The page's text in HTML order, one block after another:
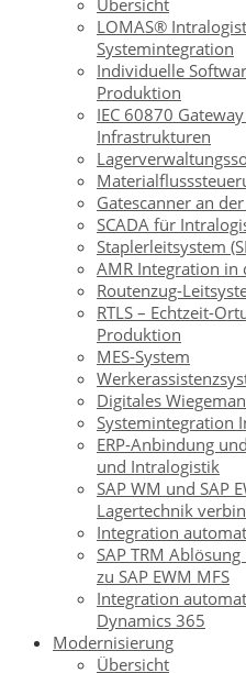
LOMAS®
Systemintegration
Individuelle
Produktion
IEC 60870
Infrastrukturen
Gatescanner an
SCADA für
Staplerleitsystem
AMR Integration in
Routenzug-
RTLS – Echtzeit-
Produktion
MES-System
Digitales
Systemintegration
ERP-Anbindung
und Intralogistik
SAP WM und SAP
Lagertechnik
Integration
SAP TRM
zu SAP EWM MFS
Integration
Dynamics 365
Modernisierung
Übersicht